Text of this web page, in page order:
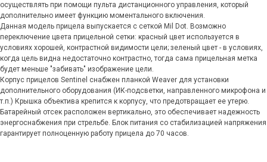
осуществлять при помощи пульта дистанционного управления, который
дополнительно имеет функцию моментального включения.
Данная модель прицела выпускается с сеткой Mil Dot. Возможно
переключение цвета прицельной сетки: красный цвет используется в
условиях хорошей, контрастной видимости цели; зеленый цвет - в условиях,
когда цель видна недостаточно контрастно, тогда сама прицельная метка
будет меньше "забивать" изображение цели.
Корпус прицелов Sentinel снабжен планкой Weaver для установки
дополнительного оборудования (ИК-подсветки, направленного микрофона и
т.п.) Крышка объектива крепится к корпусу, что предотвращает ее утерю.
Батарейный отсек расположен вертикально, это обеспечивает надежность
энергоснабжения при стрельбе. Блок питания со стабилизацией напряжения
гарантирует полноценную работу прицела до 70 часов.